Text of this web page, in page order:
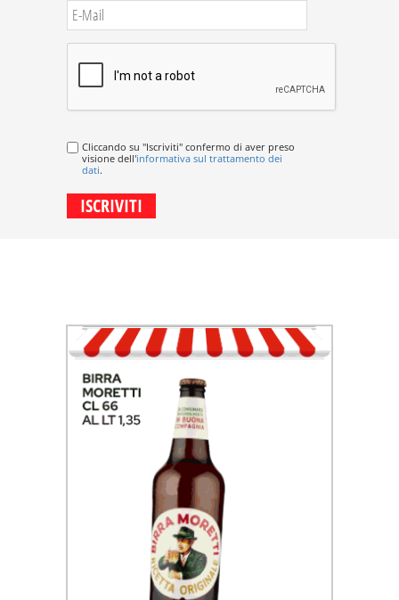
Cliccando su "Iscriviti" confermo di aver preso
visione dell'informativa sul trattamento dei
dati.